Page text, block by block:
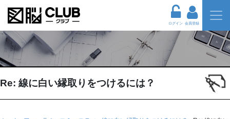
ログイン 会員登録
Re: 線に白い縁取りをつけるには？